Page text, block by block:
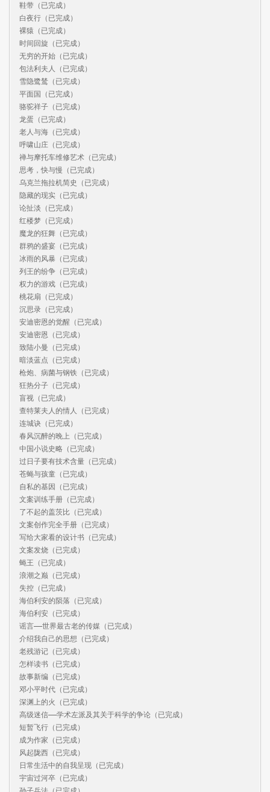
鞋带（已完成）
白夜行（已完成）
裸猿（已完成）
时间回旋（已完成）
无穷的开始（已完成）
包法利夫人（已完成）
雪隐鹭鸶（已完成）
平面国（已完成）
骆驼祥子（已完成）
龙蛋（已完成）
老人与海（已完成）
呼啸山庄（已完成）
禅与摩托车维修艺术（已完成）
思考，快与慢（已完成）
乌克兰拖拉机简史（已完成）
隐藏的现实（已完成）
论扯淡（已完成）
红楼梦（已完成）
魔龙的狂舞（已完成）
群鸦的盛宴（已完成）
冰雨的风暴（已完成）
列王的纷争（已完成）
权力的游戏（已完成）
桃花扇（已完成）
沉思录（已完成）
安迪密恩的觉醒（已完成）
安迪密恩（已完成）
致陆小曼（已完成）
暗淡蓝点（已完成）
枪炮、病菌与钢铁（已完成）
狂热分子（已完成）
盲视（已完成）
查特莱夫人的情人（已完成）
连城诀（已完成）
春风沉醉的晚上（已完成）
中国小说史略（已完成）
过日子要有技术含量（已完成）
苍蝇与孩童（已完成）
自私的基因（已完成）
文案训练手册（已完成）
了不起的盖茨比（已完成）
文案创作完全手册（已完成）
写给大家看的设计书（已完成）
文案发烧（已完成）
蝇王（已完成）
浪潮之巅（已完成）
失控（已完成）
海伯利安的陨落（已完成）
海伯利安（已完成）
谣言——世界最古老的传媒（已完成）
介绍我自己的思想（已完成）
老残游记（已完成）
怎样读书（已完成）
故事新编（已完成）
邓小平时代（已完成）
深渊上的火（已完成）
高级迷信——学术左派及其关于科学的争论（已完成）
短暂飞行（已完成）
成为作家（已完成）
风起陇西（已完成）
日常生活中的自我呈现（已完成）
宇宙过河卒（已完成）